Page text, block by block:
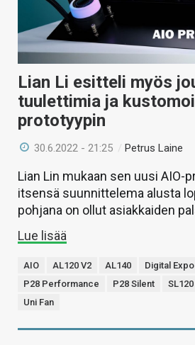
VAIHDA TEEMA
HAKU
Lian Li esitteli myös
tuulettimia ja
prototyypin
30.6.2022 - 21:25 /Petrus Laine
Lian Lin mukaan sen uusi AIO-
itsensä suunnittelema alusta
pohjana on ollut asiakkaiden
Lue lisää
AIO AL120 V2 AL140 Digital
P28 Performance
P28 Silent
Uni Fan